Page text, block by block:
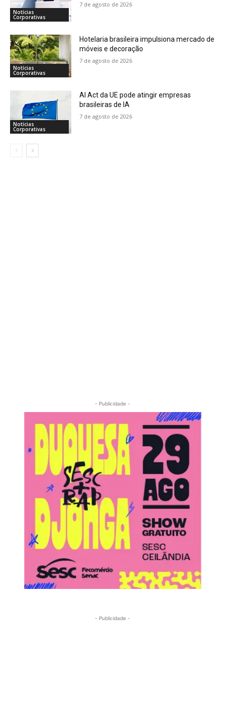
Notícias
Corporativas
7 de agosto de 2026
Notícias
Corporativas
Hotelaria brasileira impulsiona mercado de
móveis e decoração
7 de agosto de 2026
Notícias
Corporativas
AI Act da UE pode atingir empresas
brasileiras de IA
7 de agosto de 2026
- Publicidade -
- Publicidade -